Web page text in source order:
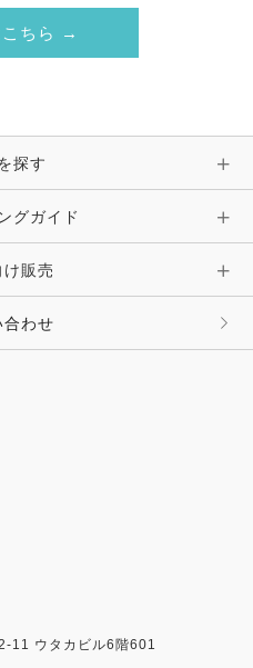
ちら →
探す
グガイド
販売
合わせ
11 ウタカビル6階601